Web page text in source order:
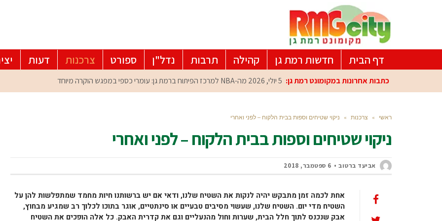
דף הבית חדשות רמת גן קהילה תרבות נדל"ן ספורט צרכנות דעות
כתבות אחרונות במקומונט רמת גן: 5 יולי, 2026 מה-NBA למרכז הפיתוח ברמת גן: עומרי כספי במפגש הוקרה מיוחד
ראשי » צרכנות » ניקוי שטיחים וספות בבית הלקוח – לפני ואחרי
ניקוי שטיחים וספות בבית הלקוח – לפני ואחרי
אביעד ברטוב 6 ספטמבר, 2018
אחת לכמה זמן מתבקש יהיה לנקות את השטיח שלנו, ודאי אם יש ברשותנו חיות מחמד שמתפלשות להן על
השטיח מדי יום. השטיח שלנו, שעשוי מסיבים טבעיים או סינתטיים, אוגר בתוכו לכלוך רב שמגיע מבחוץ,
אבק שנכנס לתוך חלל הבית, שערות וחול מהנעליים וגם את קדרית האבק. כל אלה הופכים את השטיח